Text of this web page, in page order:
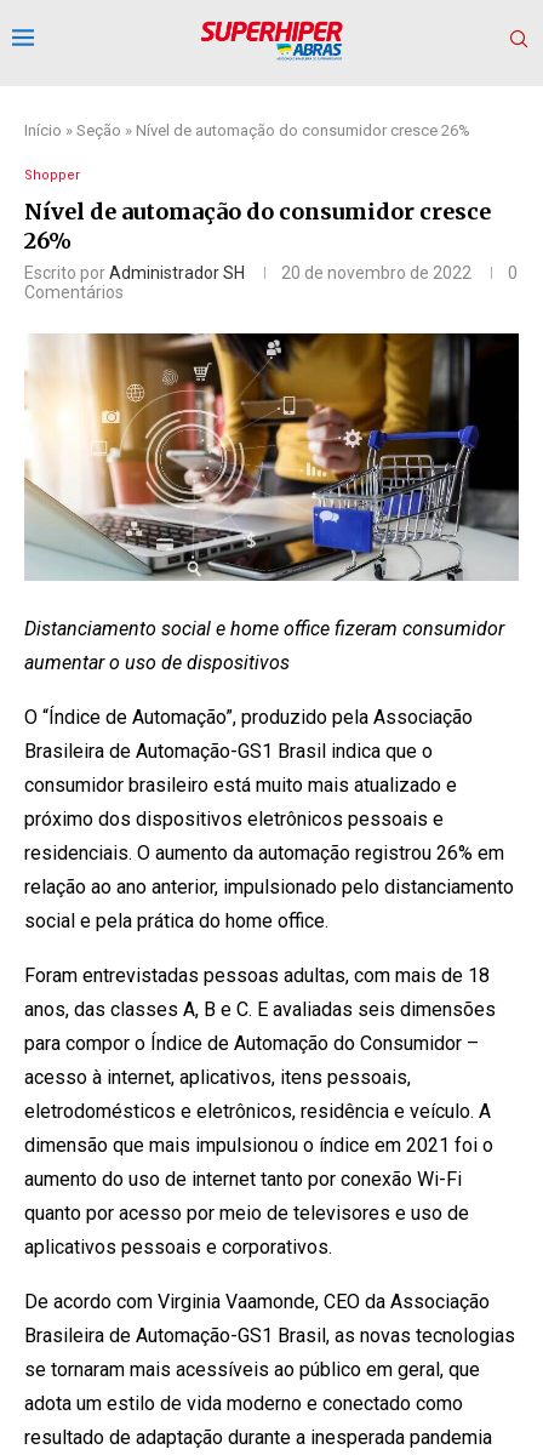
Início » Seção » Nível de automação do consumidor cresce 26%
Shopper
Nível de automação do consumidor cresce
26%
Escrito porAdministrador SH 20 de novembro de 2022
0
Comentários
Distanciamento social e home office fizeram consumidor
aumentar o uso de dispositivos
O “Índice de Automação”, produzido pela Associação
Brasileira de Automação-GS1 Brasil indica que o
consumidor brasileiro está muito mais atualizado e
próximo dos dispositivos eletrônicos pessoais e
residenciais. O aumento da automação registrou 26% em
relação ao ano anterior, impulsionado pelo distanciamento
social e pela prática do home office.
Foram entrevistadas pessoas adultas, com mais de 18
anos, das classes A, B e C. E avaliadas seis dimensões
para compor o Índice de Automação do Consumidor –
acesso à internet, aplicativos, itens pessoais,
eletrodomésticos e eletrônicos, residência e veículo. A
dimensão que mais impulsionou o índice em 2021 foi o
aumento do uso de internet tanto por conexão Wi-Fi
quanto por acesso por meio de televisores e uso de
aplicativos pessoais e corporativos.
De acordo com Virginia Vaamonde, CEO da Associação
Brasileira de Automação-GS1 Brasil, as novas tecnologias
se tornaram mais acessíveis ao público em geral, que
adota um estilo de vida moderno e conectado como
resultado de adaptação durante a inesperada pandemia